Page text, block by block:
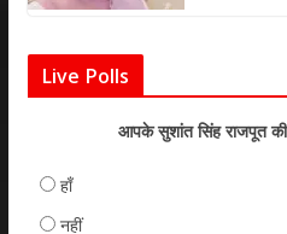
Live Polls
आपके सुशांत सिंह राजपूत की
हाँ
नहीं